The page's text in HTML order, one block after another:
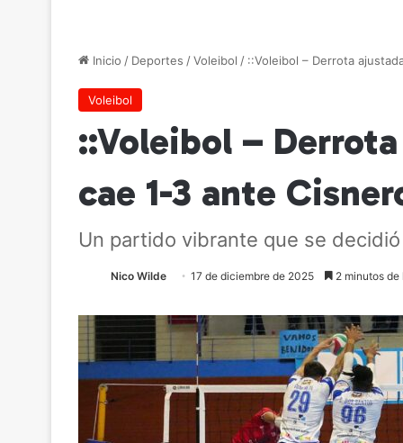
Inicio / Deportes /Voleibol / ::Voleibol – Derrota
Voleibol
::Voleibol –
cae 1-3 ante
Un partido vibrante que se
Nico Wilde 17 de diciembre de 2025 2 minutos de